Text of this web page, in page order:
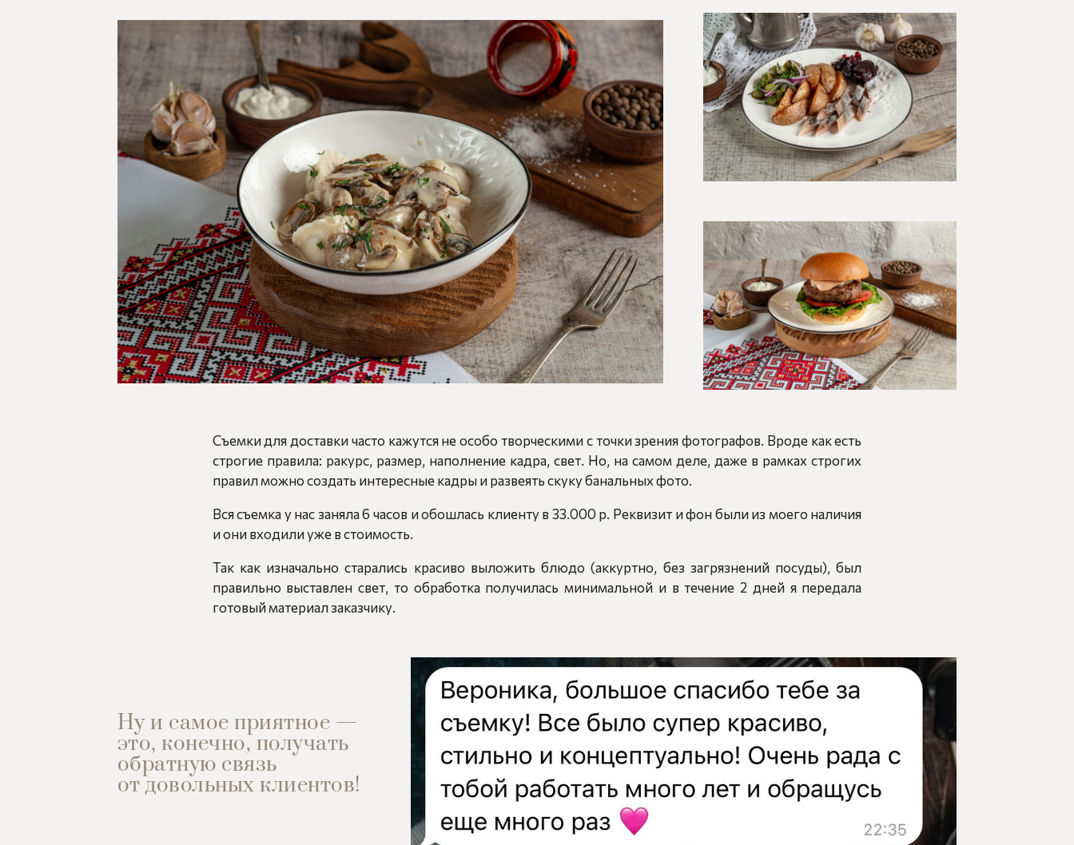
Съемки для доставки часто кажутся не особо творческими с точки зрения фотографов. Вроде как есть
строгие правила: ракурс, размер, наполнение кадра, свет. Но, на самом деле, даже в рамках строгих
правил можно создать интересные кадры и развеять скуку банальных фото.
Вся съемка у нас заняла 6 часов и обошлась клиенту в 33.000 р. Реквизит и фон были из моего наличия
и они входили уже в стоимость.
Так как изначально старались красиво выложить блюдо (аккуртно, без загрязнений посуды), был
правильно выставлен свет, то обработка получилась минимальной и в течение 2 дней я передала
готовый материал заказчику.
Ну и самое приятное —
это, конечно, получать
обратную связь
от довольных клиентов!